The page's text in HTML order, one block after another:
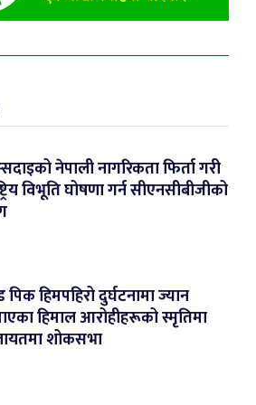
नेपाली नागरिकता फिर्ता गरी
विभूति घोषणा गर्न सीएनसीबीजीको
पिक हिमपहिरो दुर्घटनामा ज्यान
हिमाल आरोहीहरूको स्मृतिमा
शोकसभा